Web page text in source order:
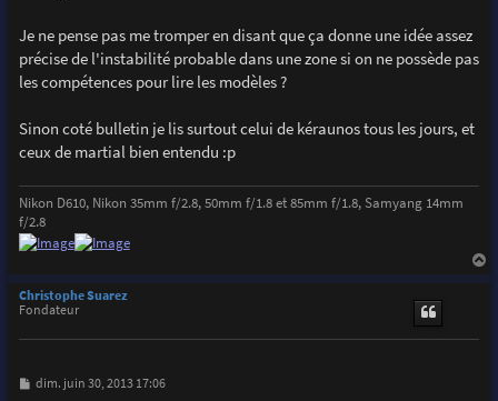
Je ne pense pas me tromper en disant que ça donne une idée assez
précise de l'instabilité probable dans une zone si on ne possède pas
les compétences pour lire les modèles ?
Sinon coté bulletin je lis surtout celui de kéraunos tous les jours, et
ceux de martial bien entendu :p
Nikon D610, Nikon 35mm f/2.8, 50mm f/1.8 et 85mm f/1.8, Samyang 14mm
f/2.8
Christophe Suarez
Fondateur
M
dim. juin 30, 2013 17:06